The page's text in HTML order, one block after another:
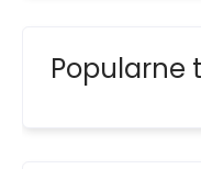
Popularne